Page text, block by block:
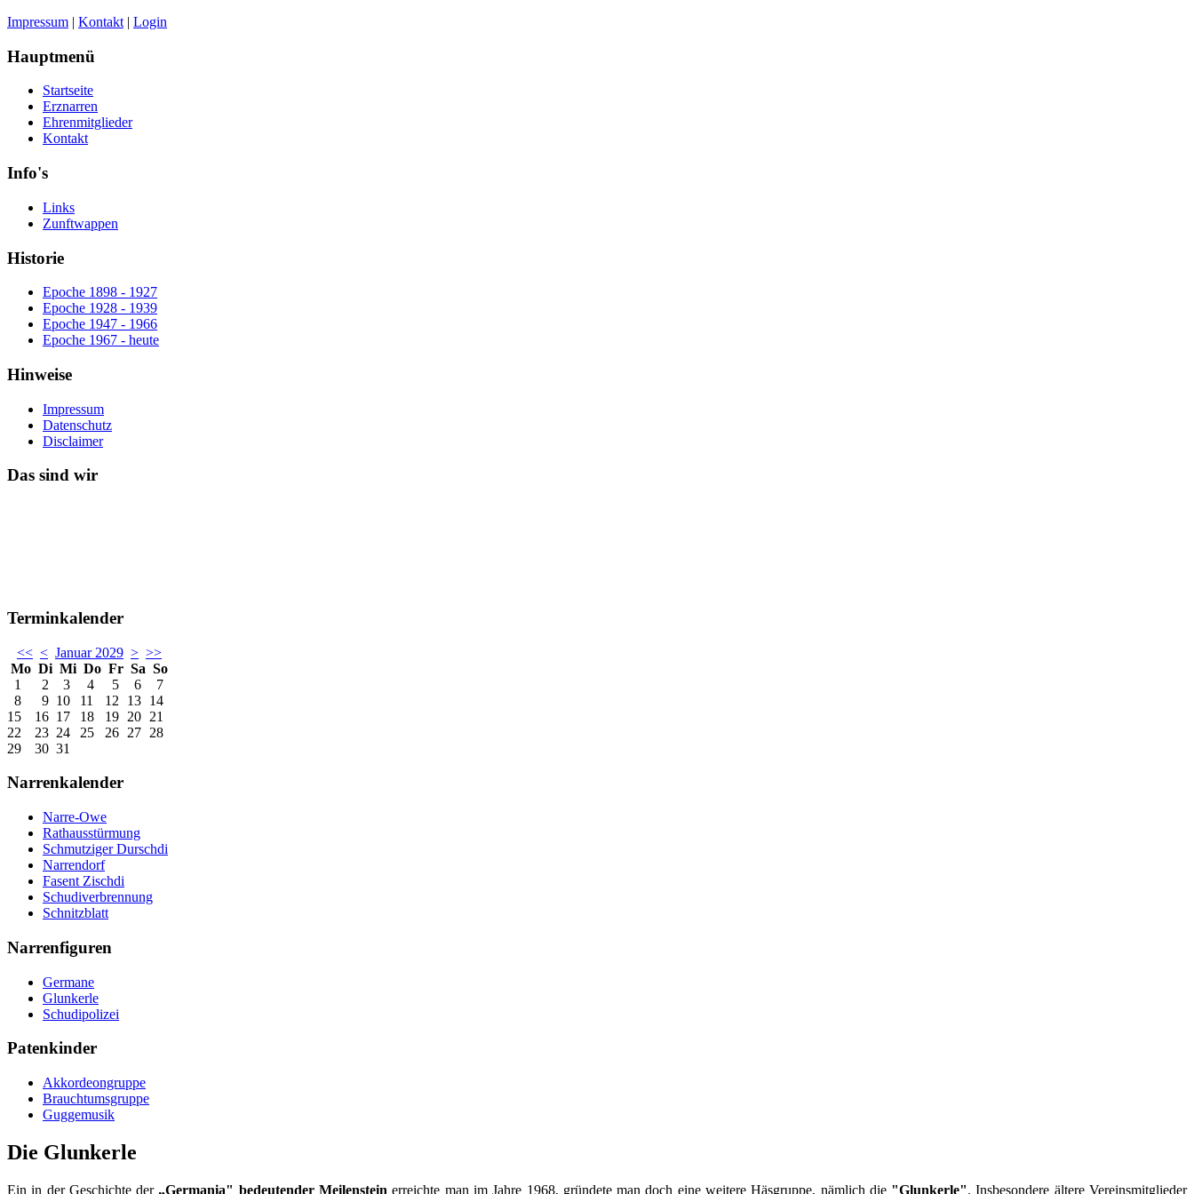
Impressum | Kontakt | Login
Hauptmenü
Startseite
Erznarren
Ehrenmitglieder
Kontakt
Info's
Links
Zunftwappen
Historie
Epoche 1898 - 1927
Epoche 1928 - 1939
Epoche 1947 - 1966
Epoche 1967 - heute
Hinweise
Impressum
Datenschutz
Disclaimer
Das sind wir
Terminkalender
<< < Januar 2029 > >>
Mo Di Mi Do Fr Sa So
1
2 3 4 5 6
7
8
9 10 11 12 13 14
15
16 17 18 19 20 21
22
23 24 25 26 27 28
29
30 31
Narrenkalender
Narre-Owe
Rathausstürmung
Schmutziger Durschdi
Narrendorf
Fasent Zischdi
Schudiverbrennung
Schnitzblatt
Narrenfiguren
Germane
Glunkerle
Schudipolizei
Patenkinder
Akkordeongruppe
Brauchtumsgruppe
Guggemusik
Die Glunkerle
Ein in der Geschichte der „Germania" bedeutender Meilenstein erreichte man im Jahre 1968, gründete man doch eine weitere Häsgruppe, nämlich die "Glunkerle". Insbesondere ältere Vereinsmitglieder